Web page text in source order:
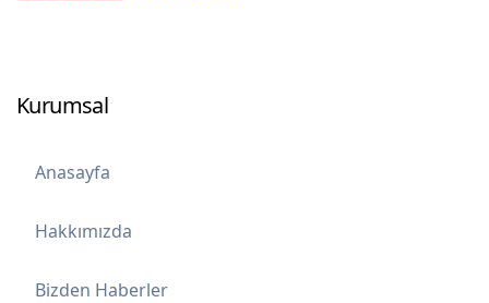
Kurumsal
Anasayfa
Hakkımızda
Bizden Haberler